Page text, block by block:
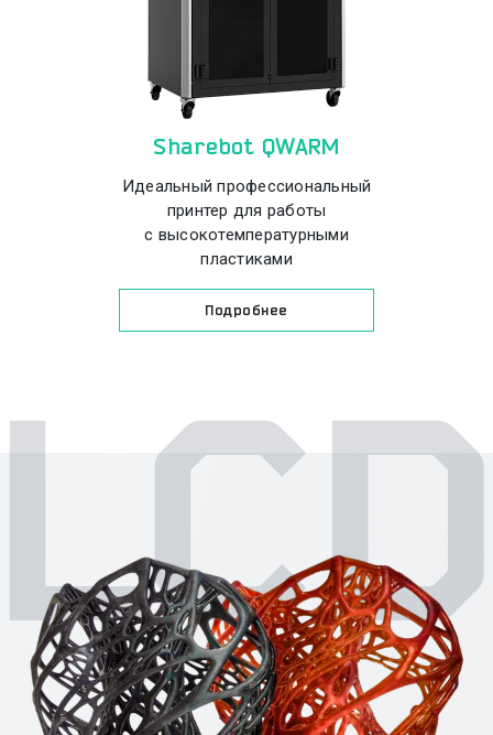
Sharebot QWARM
Идеальный профессиональный
принтер для работы
с высокотемпературными
пластиками
Подробнее